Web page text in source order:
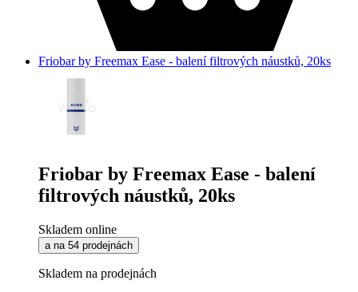
Friobar by Freemax Ease - balení filtrových náustků, 20ks
Friobar by Freemax Ease - balení
filtrových náustků, 20ks
Skladem online
a na 54 prodejnách
Skladem na prodejnách